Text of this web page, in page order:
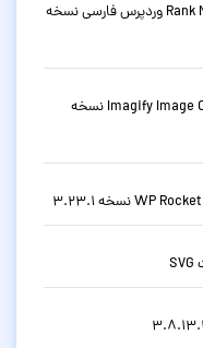
دانلود افزونه سئو حرفه ای رنک مث Rank Math Pro وردپرس فارسی نسخه
افزونه بهینه سازی تصاویر وردپرس Imagify Image Optimizer نسخه